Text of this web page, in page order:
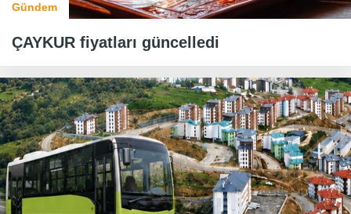
Gündem
ÇAYKUR fiyatları güncelledi